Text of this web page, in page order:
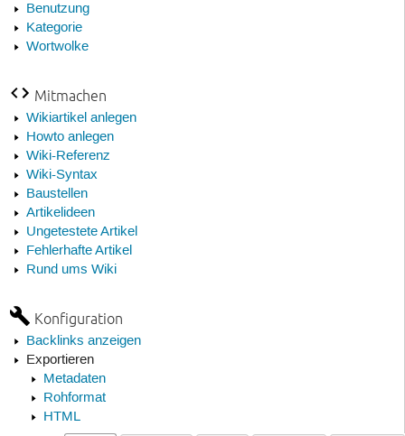
Benutzung
Kategorie
Wortwolke
Mitmachen
Wikiartikel anlegen
Howto anlegen
Wiki-Referenz
Wiki-Syntax
Baustellen
Artikelideen
Ungetestete Artikel
Fehlerhafte Artikel
Rund ums Wiki
Konfiguration
Backlinks anzeigen
Exportieren
Metadaten
Rohformat
HTML